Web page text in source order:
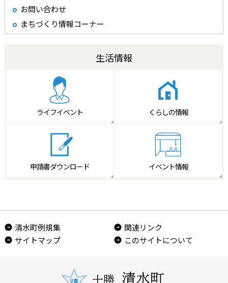
お問い合わせ
まちづくり情報コーナー
生活情報
ライフイベント くらしの情報
申請書ダウンロード イベント情報
清水町例規集
関連リンク
サイトマップ
このサイトについて